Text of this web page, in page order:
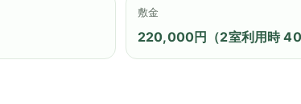
敷金
220,000円（2室利用時